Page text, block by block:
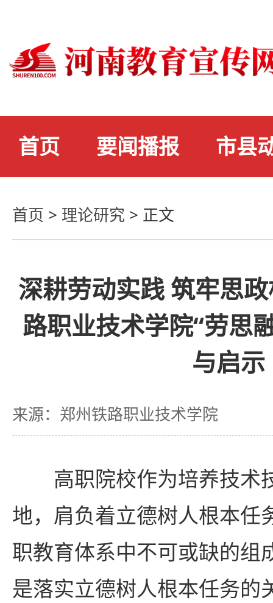
首页 要闻播报 市县
首页 > 理论研究 > 正文
深耕劳动实践 筑牢思
路职业技术学院“劳思
与启示
来源：郑州铁路职业技术学院
高职院校作为培养技术
地，肩负着立德树人根本任
职教育体系中不可或缺的组
是落实立德树人根本任务的